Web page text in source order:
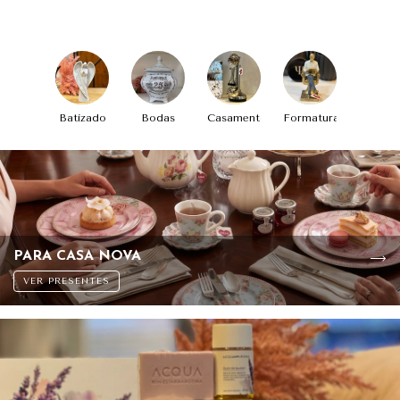
Batizado Bodas Casamento Formatura
PARA CASA NOVA
VER PRESENTES